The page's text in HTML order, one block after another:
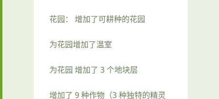
花园： 增加了可耕种的花园
为花园增加了温室
为花园 增加了 3 个地块层
增加了 9 种作物（3 种独特的精灵